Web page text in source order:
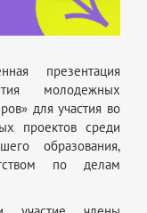
презентация
молодежных
для участия во
проектов среди
образования,
по делам